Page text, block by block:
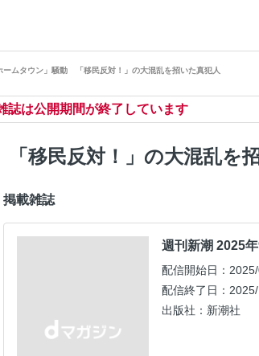
ームタウン」騒動 「移民反対！」の大混乱を招いた真犯人
誌は公開期間が終了しています
移民反対！」の大混乱を
掲載雑誌
週刊新潮 2025
配信開始日：
配信終了日：
出版社：新潮社